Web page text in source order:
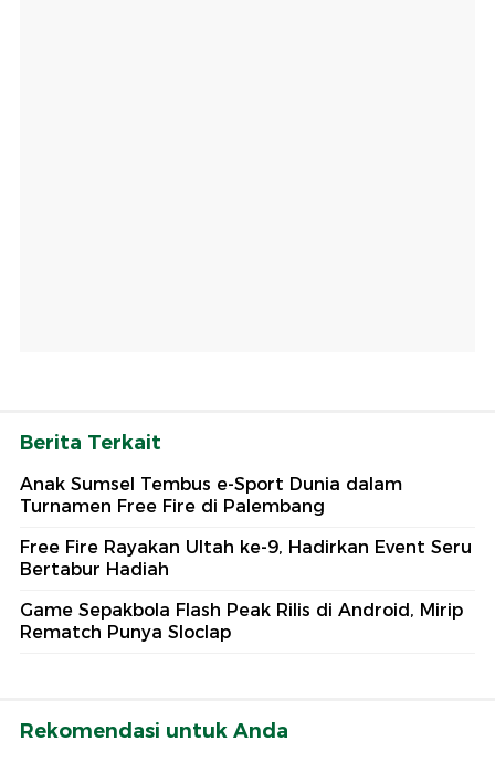
Berita Terkait
Anak Sumsel Tembus e-Sport Dunia dalam
Turnamen Free Fire di Palembang
Free Fire Rayakan Ultah ke-9, Hadirkan Event Seru
Bertabur Hadiah
Game Sepakbola Flash Peak Rilis di Android, Mirip
Rematch Punya Sloclap
Rekomendasi untuk Anda